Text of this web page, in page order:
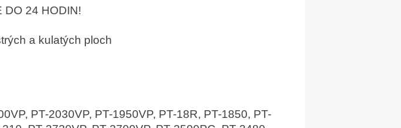
DO 24 HODIN!
a kulatých ploch
PT-2030VP, PT-1950VP, PT-18R, PT-1850, PT-